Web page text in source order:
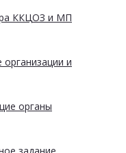
ККЦОЗ и МП
и
органы